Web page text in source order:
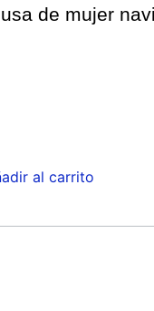
de mujer
al carrito